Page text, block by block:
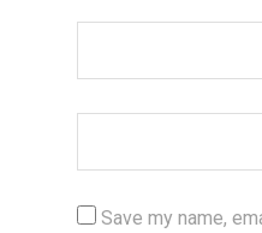
Save my name,